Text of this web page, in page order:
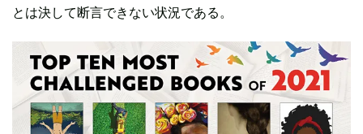
とは決して断言できない状況である。